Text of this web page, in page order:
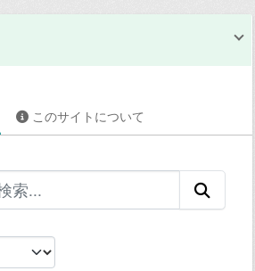
このサイトについて